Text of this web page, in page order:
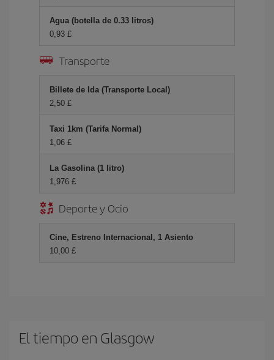
Agua (botella de 0.33 litros)
0,93 £
Transporte
Billete de Ida (Transporte Local)
2,50 £
Taxi 1km (Tarifa Normal)
1,06 £
La Gasolina (1 litro)
1,976 £
Deporte y Ocio
Cine, Estreno Internacional, 1 Asiento
10,00 £
El tiempo en Glasgow